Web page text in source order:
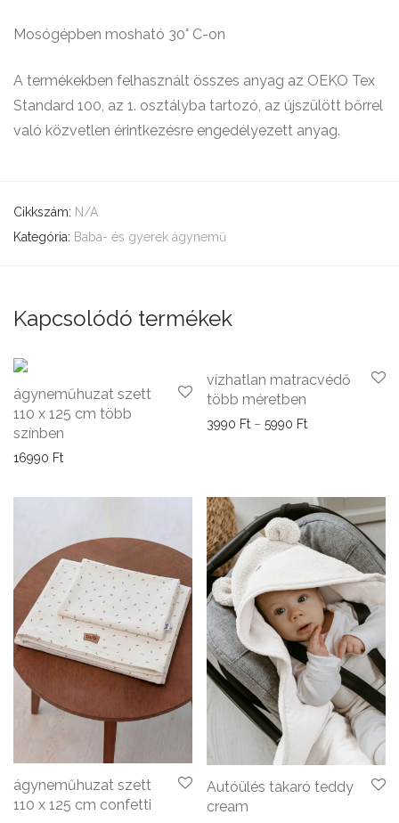
Mosógépben mosható 30° C-on
A termékekben felhasznált összes anyag az OEKO Tex
Standard 100, az 1. osztályba tartozó, az újszülött bőrrel
való közvetlen érintkezésre engedélyezett anyag.
Cikkszám: N/A
Kategória: Baba- és gyerek ágynemű
Kapcsolódó termékek
ágyneműhuzat szett
110 x 125 cm több
színben
16990 Ft
vízhatlan matracvédő
több méretben
3990 Ft – 5990 FtÁrtartomány:
ágyneműhuzat szett
110 x 125 cm confetti
Autóülés takaró teddy
cream